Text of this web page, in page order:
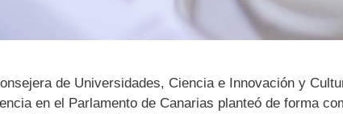
de Universidades, Ciencia e Innovación y
en el Parlamento de Canarias planteó de forma